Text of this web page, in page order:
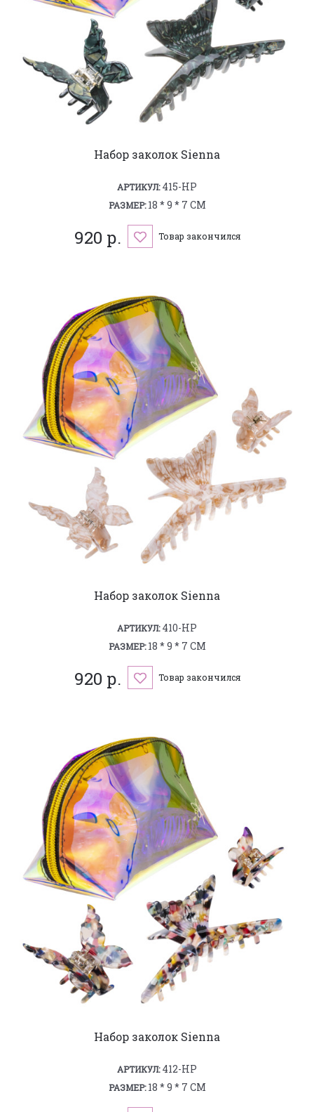
Набор заколок Sienna
АРТИКУЛ:415-HP
РАЗМЕР:18 * 9 * 7 СМ
920 р. Товар закончился
Набор заколок Sienna
АРТИКУЛ:410-HP
РАЗМЕР:18 * 9 * 7 СМ
920 р. Товар закончился
Набор заколок Sienna
АРТИКУЛ:412-HP
РАЗМЕР:18 * 9 * 7 СМ